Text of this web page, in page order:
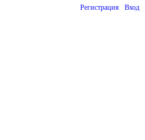
Регистрация Вход